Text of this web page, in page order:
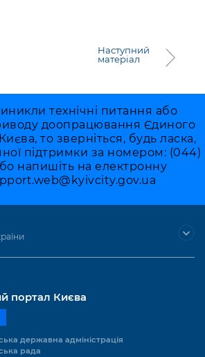
Наступний
матеріал
технічні питання або
доопрацювання Єдиного
то зверніться, будь ласка,
підтримки за номером: (044)
напишіть на електронну
портал Києва
державна адміністрація
рада